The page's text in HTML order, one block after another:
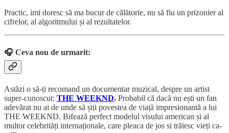
Practic, imi doresc să ma bucur de călătorie, nu să fiu un prizonier al
cifrelor, al algoritmului și al rezultatelor.
🎧 Ceva nou de urmarit:
Astăzi o să-ți recomand un documentar muzical, despre un artist
super-cunoscut: THE WEEKND. Probabil că dacă nu ești un fan
adevărat nu ai de unde să știi povestea de viață impresionantă a lui
THE WEEKND. Bifează perfect modelul visului american și al
multor celebrități internaționale, care pleaca de jos si trăiesc vieți ca-